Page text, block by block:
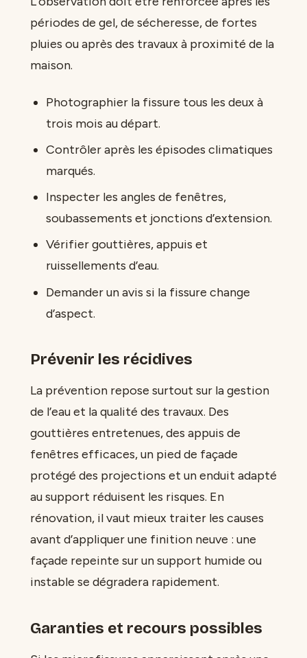
périodes de gel, de sécheresse, de fortes
pluies ou après des travaux à proximité de la
maison.
Photographier la fissure tous les deux à
trois mois au départ.
Contrôler après les épisodes climatiques
marqués.
Inspecter les angles de fenêtres,
soubassements et jonctions d’extension.
Vérifier gouttières, appuis et
ruissellements d’eau.
Demander un avis si la fissure change
d’aspect.
Prévenir les récidives
La prévention repose surtout sur la gestion
de l’eau et la qualité des travaux. Des
gouttières entretenues, des appuis de
fenêtres efficaces, un pied de façade
protégé des projections et un enduit adapté
au support réduisent les risques. En
rénovation, il vaut mieux traiter les causes
avant d’appliquer une finition neuve : une
façade repeinte sur un support humide ou
instable se dégradera rapidement.
Garanties et recours possibles